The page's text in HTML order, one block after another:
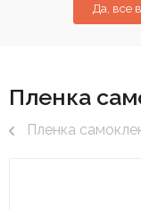
Да, все
Пленка
Пленка